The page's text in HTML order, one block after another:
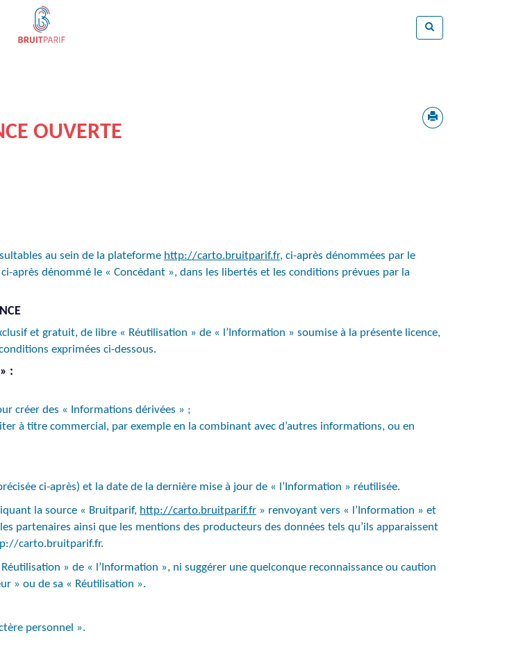
OUVERTE
au sein de la plateforme http://carto.bruitparif.fr, ci-après dénommées par le
dénommé le « Concédant », dans les libertés et les conditions prévues par la
et gratuit, de libre « Réutilisation » de « l’Information » soumise à la présente licence,
exprimées ci-dessous.
:
créer des « Informations dérivées » ;
à titre commercial, par exemple en la combinant avec d’autres informations, ou en
ci-après) et la date de la dernière mise à jour de « l’Information » réutilisée.
la source « Bruitparif, http://carto.bruitparif.fr » renvoyant vers « l’Information » et
partenaires ainsi que les mentions des producteurs des données tels qu’ils apparaissent
carto.bruitparif.fr.
» de « l’Information », ni suggérer une quelconque reconnaissance ou caution
» ou de sa « Réutilisation ».
personnel ».